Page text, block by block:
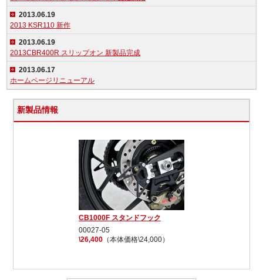
2013.06.19
2013 KSR110 新作
2013.06.19
2013CBR400R スリップオン 新製品完成
2013.06.17
ホームページリニューアル
新製品情報
CB1000F スタンドフック
00027-05
\26,400（本体価格\24,000）